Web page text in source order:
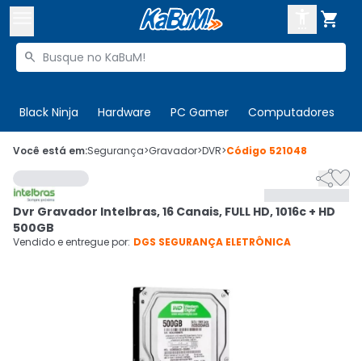

Buscar produtos

Black Ninja Hardware PC Gamer Computadores
 Olá. Acesse sua conta
 Departamentos
Cupons
Ativar tradutor em libras
CADASTRE-SE
Você está em:Segurança>Gravador>DVR>Código 521048

Dvr Gravador Intelbras, 16 Canais, FULL HD, 1016c + HD
500GB
Vendido e entregue por: DGS SEGURANÇA ELETRÔNICA